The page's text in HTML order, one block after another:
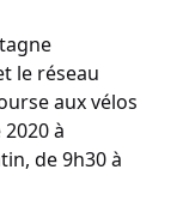
le réseau
aux vélos
à
de 9h30 à